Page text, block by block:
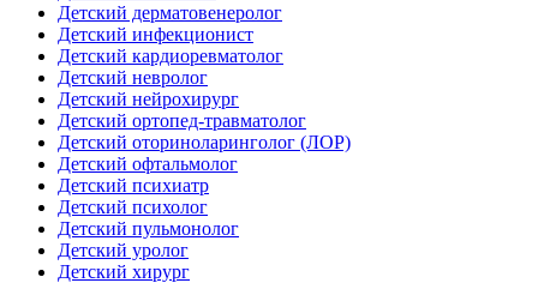
Детский дерматовенеролог
Детский инфекционист
Детский кардиоревматолог
Детский невролог
Детский нейрохирург
Детский ортопед-травматолог
Детский оториноларинголог (ЛОР)
Детский офтальмолог
Детский психиатр
Детский психолог
Детский пульмонолог
Детский уролог
Детский хирург